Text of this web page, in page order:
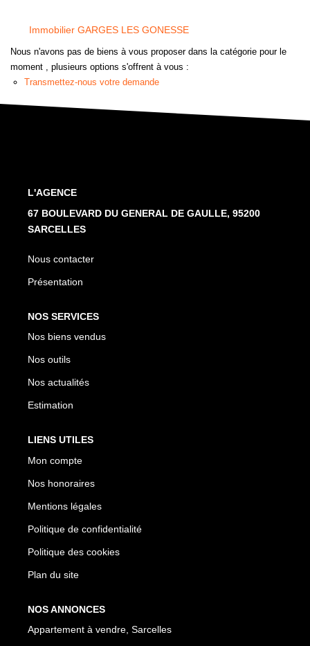
CONTACT
Immobilier GARGES LES GONESSE
Nous n'avons pas de biens à vous proposer dans la catégorie pour le
moment , plusieurs options s'offrent à vous :
Transmettez-nous votre demande
L'AGENCE
67 BOULEVARD DU GENERAL DE GAULLE, 95200
SARCELLES
Nous contacter
Présentation
NOS SERVICES
Nos biens vendus
Nos outils
Nos actualités
Estimation
LIENS UTILES
Mon compte
Nos honoraires
Mentions légales
Politique de confidentialité
Politique des cookies
Plan du site
NOS ANNONCES
Appartement à vendre, Sarcelles